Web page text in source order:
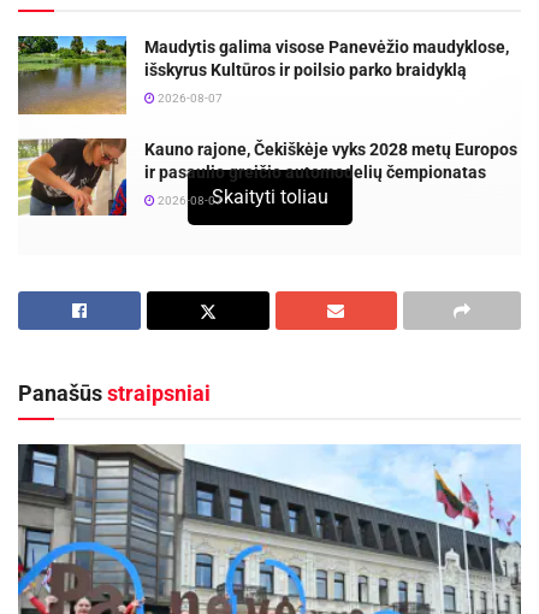
Maudytis galima visose Panevėžio maudyklose,
išskyrus Kultūros ir poilsio parko braidyklą
2026-08-07
Kauno rajone, Čekiškėje vyks 2028 metų Europos
ir pasaulio greičio automodelių čempionatas
2026-08-07
komandinis lengvosios atletikos čempionatas,
Panevėžio sporto centro ugdytiniai – Smiltė
Paukštytė, Benas Malinauskas ir Rapolas
Juknius.
Trenerio Remigijaus Jakubausko ugdytinis Benas
Malinauskas dalyvavo 400 m bėgimo ir 4×400 m
mišrios estafetės rungtyse. Sportininkas 400 m
distanciją įveikė ketvirtas, o estafetės rungtyje su
Skaityti toliau
Panašūsstraipsniai